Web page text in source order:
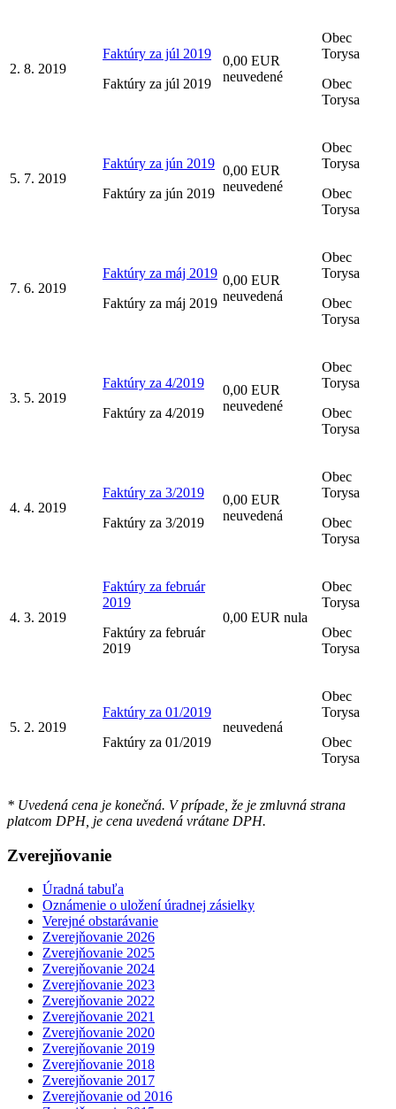
2. 8. 2019
Faktúry za júl 2019
Faktúry za júl 2019
0,00 EUR
neuvedené
Obec
Torysa
Obec
Torysa
5. 7. 2019
Faktúry za jún 2019
Faktúry za jún 2019
0,00 EUR
neuvedené
Obec
Torysa
Obec
Torysa
7. 6. 2019
Faktúry za máj 2019
Faktúry za máj 2019
0,00 EUR
neuvedená
Obec
Torysa
Obec
Torysa
3. 5. 2019
Faktúry za 4/2019
Faktúry za 4/2019
0,00 EUR
neuvedené
Obec
Torysa
Obec
Torysa
4. 4. 2019
Faktúry za 3/2019
Faktúry za 3/2019
0,00 EUR
neuvedená
Obec
Torysa
Obec
Torysa
4. 3. 2019
Faktúry za február
2019
Faktúry za február
2019
0,00 EUR nula
Obec
Torysa
Obec
Torysa
5. 2. 2019
Faktúry za 01/2019
Faktúry za 01/2019
neuvedená
Obec
Torysa
Obec
Torysa
* Uvedená cena je konečná. V prípade, že je zmluvná strana
platcom DPH, je cena uvedená vrátane DPH.
Zverejňovanie
Úradná tabuľa
Oznámenie o uložení úradnej zásielky
Verejné obstarávanie
Zverejňovanie 2026
Zverejňovanie 2025
Zverejňovanie 2024
Zverejňovanie 2023
Zverejňovanie 2022
Zverejňovanie 2021
Zverejňovanie 2020
Zverejňovanie 2019
Zverejňovanie 2018
Zverejňovanie 2017
Zverejňovanie od 2016